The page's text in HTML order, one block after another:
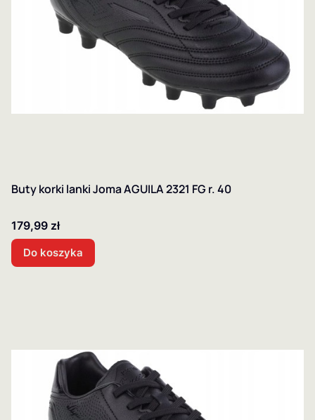
Buty korki lanki Joma AGUILA 2321 FG r. 40
Cena
179,99 zł
Do koszyka